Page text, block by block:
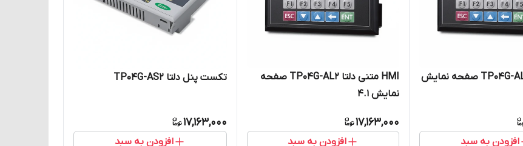
HMI دلتا TP04G-AL-C صفحه نمایش
افزودن به سبد
HMI متنی دلتا TP04G-AL2 صفحه
نمایش 4.1
17,163,000
افزودن به سبد
تکست پنل دلتا TP04G-AS2
17,163,000
افزودن به سبد